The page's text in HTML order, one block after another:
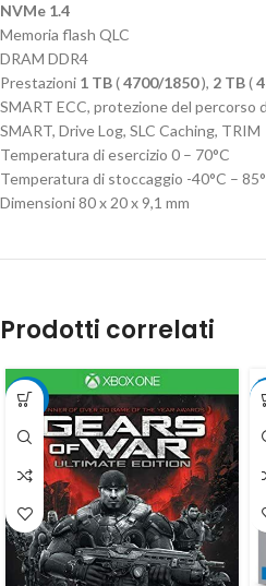
NVMe 1.4
Memoria flash QLC
DRAM DDR4
Prestazioni 1 TB(4700/1850), 2 TB(
SMART ECC, protezione del
SMART, Drive Log, SLC Caching, TRIM
Temperatura di esercizio 0 – 70°C
Temperatura di stoccaggio -40°C –
Dimensioni 80 x 20 x 9,1 mm
Prodotti correlati
-50% -